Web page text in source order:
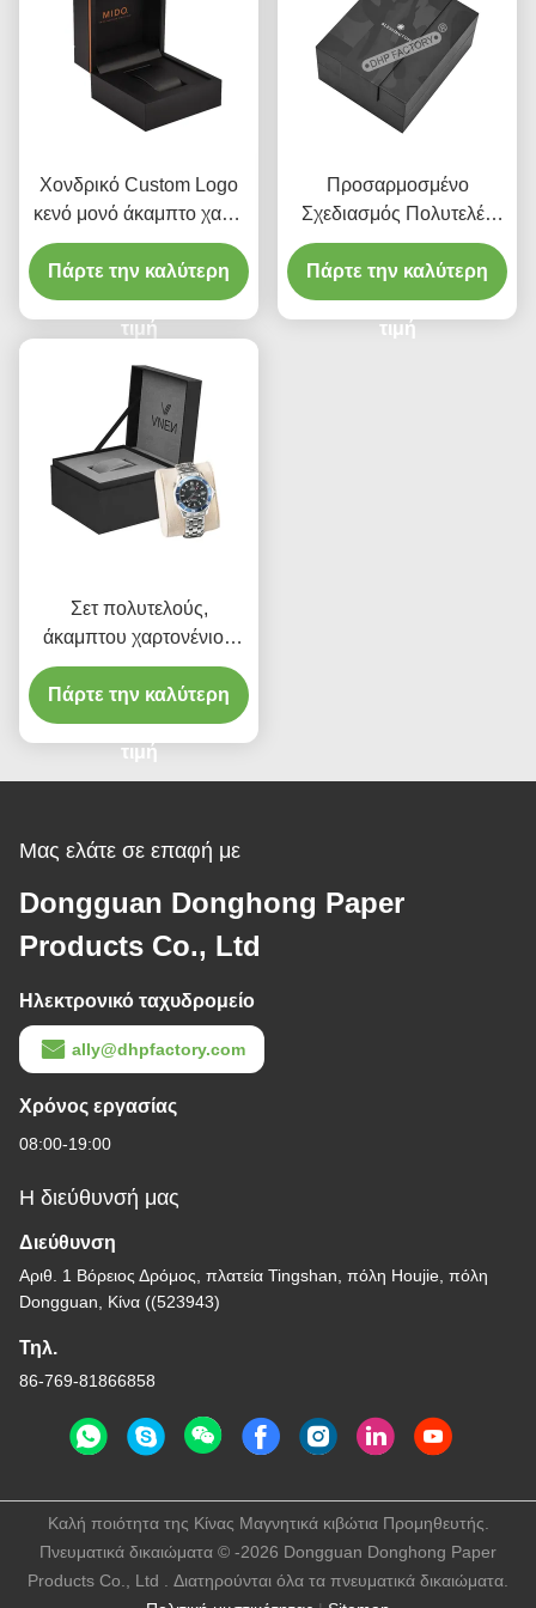
Χονδρικό Custom Logo
κενό μονό άκαμπτο χαρτί
χαρτόνι συσκευασία
δώρο πολυτελή κουτί
ρολόι με ΕΒΑ εισαγωγή
Πάρτε την καλύτερη
τιμή
Προσαρμοσμένο
Σχεδιασμός Πολυτελές
Δώρο Συσκευασία
Άκαμπτο Χαρτόνι Χαρτί
Αποθήκευση Λουράκι
Βιτρίνα Σκούρο Κουτί
Πάρτε την καλύτερη
τιμή
Σετ πολυτελούς,
άκαμπτου χαρτονένιου
κουτιού δώρου ρολογιού
με εξωτερικό και
εσωτερικό κουτί,
προσαρμοσμένο
λογότυπο UV ή
foil, προμηθευτής
Πάρτε την καλύτερη
τιμή
Μας ελάτε σε επαφή με
Dongguan Donghong Paper
Products Co., Ltd
Ηλεκτρονικό ταχυδρομείο
ally@dhpfactory.com
Χρόνος εργασίας
08:00-19:00
Η διεύθυνσή μας
Διεύθυνση
Αριθ. 1 Βόρειος Δρόμος, πλατεία Tingshan, πόλη Houjie, πόλη
Dongguan, Κίνα ((523943)
Τηλ.
86-769-81866858
Καλή ποιότητα της Κίνας Μαγνητικά κιβώτια Προμηθευτής.
Πνευματικά δικαιώματα © -2026 Dongguan Donghong Paper
Products Co., Ltd . Διατηρούνται όλα τα πνευματικά δικαιώματα.